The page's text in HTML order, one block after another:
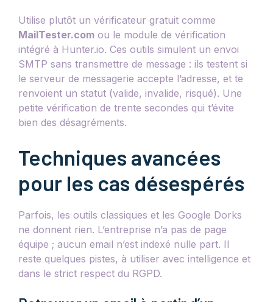
Utilise plutôt un vérificateur gratuit comme
MailTester.com ou le module de vérification
intégré à Hunter.io. Ces outils simulent un envoi
SMTP sans transmettre de message : ils testent si
le serveur de messagerie accepte l’adresse, et te
renvoient un statut (valide, invalide, risqué). Une
petite vérification de trente secondes qui t’évite
bien des désagréments.
Techniques avancées
pour les cas désespérés
Parfois, les outils classiques et les Google Dorks
ne donnent rien. L’entreprise n’a pas de page
équipe ; aucun email n’est indexé nulle part. Il
reste quelques pistes, à utiliser avec intelligence et
dans le strict respect du RGPD.